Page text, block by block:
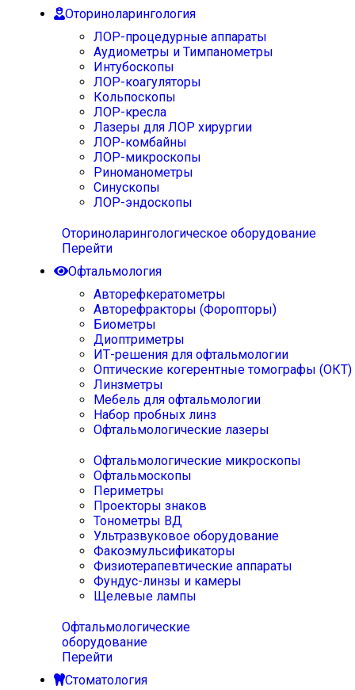
Оториноларингология
ЛОР-процедурные аппараты
Аудиометры и Тимпанометры
Интубоскопы
ЛОР-коагуляторы
Кольпоскопы
ЛОР-кресла
Лазеры для ЛОР хирургии
ЛОР-комбайны
ЛОР-микроскопы
Риноманометры
Синускопы
ЛОР-эндоскопы
Оториноларингологическое оборудование
Перейти
Офтальмология
Авторефкератометры
Авторефракторы (Форопторы)
Биометры
Диоптриметры
ИТ-решения для офтальмологии
Оптические когерентные томографы (ОКТ)
Линзметры
Мебель для офтальмологии
Набор пробных линз
Офтальмологические лазеры
Офтальмологические микроскопы
Офтальмоскопы
Периметры
Проекторы знаков
Тонометры ВД
Ультразвуковое оборудование
Факоэмульсификаторы
Физиотерапевтические аппараты
Фундус-линзы и камеры
Щелевые лампы
Офтальмологические
оборудование
Перейти
Стоматология